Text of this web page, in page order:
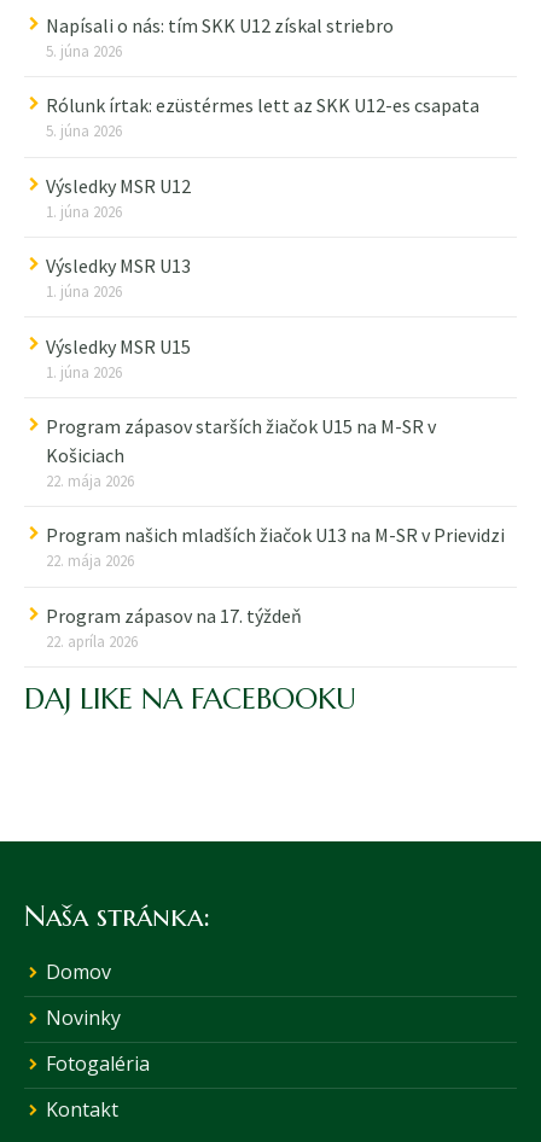
Napísali o nás: tím SKK U12 získal striebro
5. júna 2026
Rólunk írtak: ezüstérmes lett az SKK U12-es csapata
5. júna 2026
Výsledky MSR U12
1. júna 2026
Výsledky MSR U13
1. júna 2026
Výsledky MSR U15
1. júna 2026
Program zápasov starších žiačok U15 na M-SR v
Košiciach
22. mája 2026
Program našich mladších žiačok U13 na M-SR v Prievidzi
22. mája 2026
Program zápasov na 17. týždeň
22. apríla 2026
DAJ LIKE NA FACEBOOKU
Naša stránka:
Domov
Novinky
Fotogaléria
Kontakt